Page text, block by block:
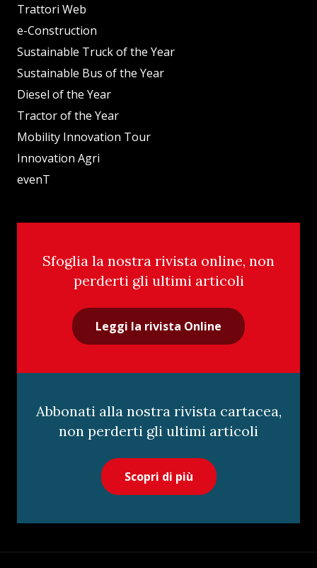
Trattori Web
e-Construction
Sustainable Truck of the Year
Sustainable Bus of the Year
Diesel of the Year
Tractor of the Year
Mobility Innovation Tour
Innovation Agri
evenT
Sfoglia la nostra rivista online, non
perderti gli ultimi articoli
Leggi la rivista Online
Abbonati alla nostra rivista cartacea,
non perderti gli ultimi articoli
Scopri di più